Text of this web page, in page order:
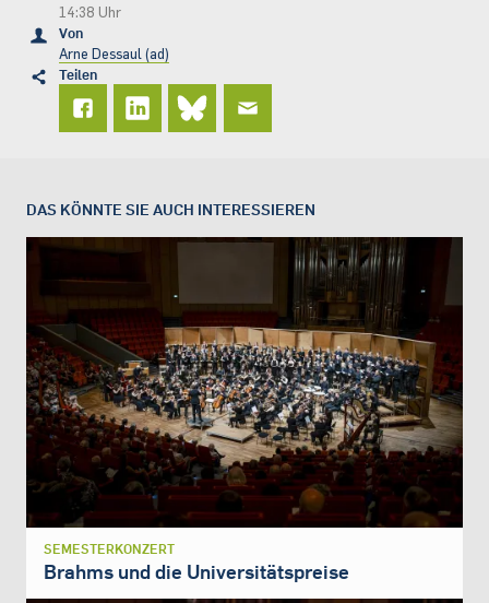
14:38 Uhr
Von
Arne Dessaul (ad)
Teilen
DAS KÖNNTE SIE AUCH INTERESSIEREN
SEMESTERKONZERT
Brahms und die Universitätspreise